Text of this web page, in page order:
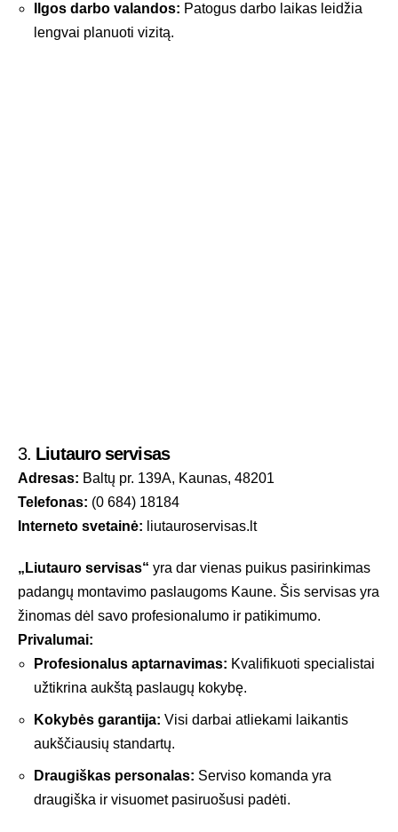
Ilgos darbo valandos: Patogus darbo laikas leidžia
lengvai planuoti vizitą.
3. Liutauro servisas
Adresas: Baltų pr. 139A, Kaunas, 48201
Telefonas: (0 684) 18184
Interneto svetainė: liutauroservisas.lt
„Liutauro servisas“ yra dar vienas puikus pasirinkimas
padangų montavimo paslaugoms Kaune. Šis servisas yra
žinomas dėl savo profesionalumo ir patikimumo.
Privalumai:
Profesionalus aptarnavimas: Kvalifikuoti specialistai
užtikrina aukštą paslaugų kokybę.
Kokybės garantija: Visi darbai atliekami laikantis
aukščiausių standartų.
Draugiškas personalas: Serviso komanda yra
draugiška ir visuomet pasiruošusi padėti.